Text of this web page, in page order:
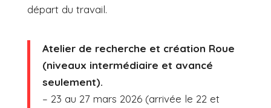
départ du travail.
Atelier de recherche et création Roue
(niveaux intermédiaire et avancé
seulement).
– 23 au 27 mars 2026 (arrivée le 22 et